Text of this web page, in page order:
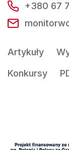
+380 67
Artykuły
Konkursy